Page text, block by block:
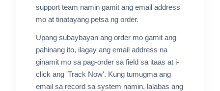
support team namin gamit ang email address
mo at tinatayang petsa ng order.
Upang subaybayan ang order mo gamit ang
pahinang ito, ilagay ang email address na
ginamit mo sa pag-order sa field sa itaas at i-
click ang 'Track Now'. Kung tumugma ang
email sa record sa system namin, lalabas ang